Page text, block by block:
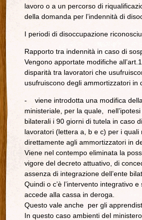
lavoro o a un percorso di
della domanda per l’indennità di
I periodi di disoccupazione
Rapporto tra indennità in caso di
Vengono apportate modifiche
disparità tra lavoratori che
usufruiscono degli ammortizzatori in
- viene introdotta una modifica
ministeriale, per la quale,
bilaterali i 90 giorni di tutela in caso
lavoratori (lettera a, b e c) per i
direttamente agli ammortizzatori in
Viene nel contempo eliminata la
vigore del decreto attuativo, di
assenza di integrazione dell’ente
Quindi o c’è l’intervento integrativo
accede alla cassa in deroga.
Questo vale anche per gli
In questo caso ambienti del